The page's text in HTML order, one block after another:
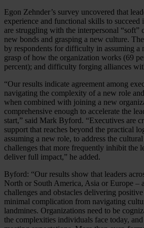
Egon Zehnder’s survey uncovered that
experience and functional skills to
are struggling with the interpersonal “soft”
new bonds and grasping a new culture.
by respondents for difficulty in assuming a
grasp of how the organization works (69
percent); and difficulty forging alliances
“Our results indicate agreement among
navigating the complexity of a new role
when combined with joining a new
comprehensive enough to accelerate the
start,” said Mark Byford. “Executives are
support that reaches beyond the practical
assuming a new role, to address the
challenges that more frequently inhibit the
deliver full impact,” he added.
Byford: “Our results show that leaders
North or South America, Asia or Europe –
challenges and obstacles delivering
minimal complication from navigating
landmines. Organizations need to be
the complexities individuals face today,